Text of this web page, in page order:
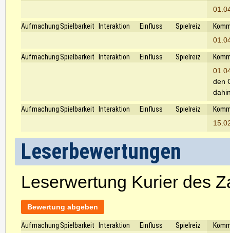
Aufmachung Spielbarkeit Interaktion Einfluss Spielreiz
Aufmachung Spielbarkeit Interaktion Einfluss Spielreiz
den
Aufmachung Spielbarkeit Interaktion Einfluss Spielreiz
Leserbewertungen
Leserwertung Kurier des
Bewertung abgeben
Aufmachung Spielbarkeit Interaktion Einfluss Spielreiz